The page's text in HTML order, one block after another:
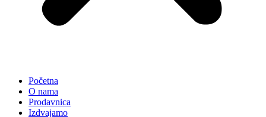
Početna
O nama
Prodavnica
Izdvajamo